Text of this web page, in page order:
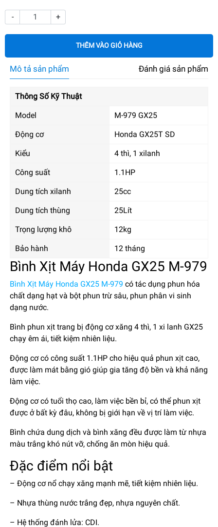
- +
THÊM VÀO GIỎ HÀNG
Mô tả sản phẩm Đánh giá sản phẩm
Thông Số Kỹ Thuật
Model M-979 GX25
Động cơ Honda GX25T SD
Kiểu 4 thì, 1 xilanh
Công suất 1.1HP
Dung tích xilanh 25cc
Dung tích thùng 25Lít
Trọng lượng khô 12kg
Bảo hành 12 tháng
Bình Xịt Máy Honda GX25 M-979
Bình Xịt Máy Honda GX25 M-979 có tác dụng phun hóa
chất dạng hạt và bột phun trừ sâu, phun phân vi sinh
dạng nước.
Bình phun xịt trang bị động cơ xăng 4 thì, 1 xi lanh GX25
chạy êm ái, tiết kiệm nhiên liệu.
Động cơ có công suất 1.1HP cho hiệu quả phun xịt cao,
được làm mát bằng gió giúp gia tăng độ bền và khả năng
làm việc.
Động cơ có tuổi thọ cao, làm việc bền bỉ, có thể phun xịt
được ở bất kỳ đâu, không bị giới hạn về vị trí làm việc.
Bình chứa dung dịch và bình xăng đều được làm từ nhựa
màu trắng khó nút vỡ, chống ăn mòn hiệu quả.
Đặc điểm nổi bật
– Động cơ nổ chạy xăng mạnh mẽ, tiết kiệm nhiên liệu.
– Nhựa thùng nước trắng đẹp, nhựa nguyên chất.
– Hệ thống đánh lửa: CDI.